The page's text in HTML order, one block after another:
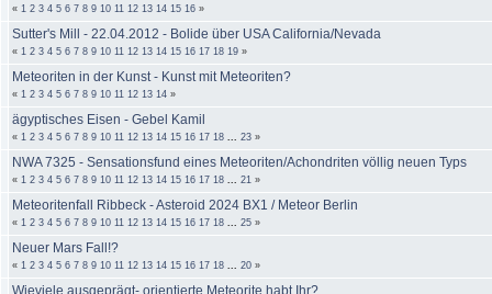
« 1 2 3 4 5 6 7 8 9 10 11 12 13 14 15 16 »
Sutter's Mill - 22.04.2012 - Bolide über USA California/Nevada
« 1 2 3 4 5 6 7 8 9 10 11 12 13 14 15 16 17 18 19 »
Meteoriten in der Kunst - Kunst mit Meteoriten?
« 1 2 3 4 5 6 7 8 9 10 11 12 13 14 »
ägyptisches Eisen - Gebel Kamil
« 1 2 3 4 5 6 7 8 9 10 11 12 13 14 15 16 17 18 23 »
NWA 7325 - Sensationsfund eines Meteoriten/Achondriten völlig neuen Typs
« 1 2 3 4 5 6 7 8 9 10 11 12 13 14 15 16 17 18 21 »
Meteoritenfall Ribbeck - Asteroid 2024 BX1 / Meteor Berlin
« 1 2 3 4 5 6 7 8 9 10 11 12 13 14 15 16 17 18 25 »
Neuer Mars Fall!?
« 1 2 3 4 5 6 7 8 9 10 11 12 13 14 15 16 17 18 20 »
Wieviele ausgeprägt- orientierte Meteorite habt Ihr?